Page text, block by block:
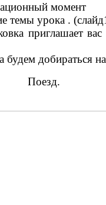
момент
урока .
приглашает вас
добираться